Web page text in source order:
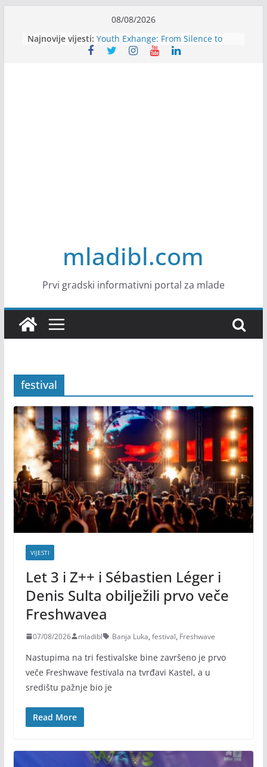
content
08/08/2026
Najnovije vijesti: Future
Youth Exhange: From Silence to
mladibl.com
Prvi gradski informativni portal za mlade
festival
VIJESTI
Let 3 i Z++ i Sébastien Léger i
Denis Sulta obilježili prvo veče
Freshwavea
07/08/2026 mladibl Banja Luka, festival, Freshwave
Nastupima na tri festivalske bine završeno je prvo
veče Freshwave festivala na tvrđavi Kastel, a u
središtu pažnje bio je
Read More